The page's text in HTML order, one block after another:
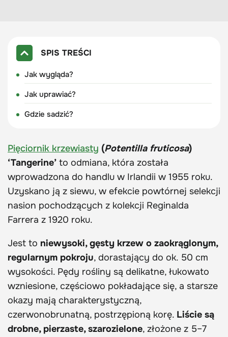
SPIS TREŚCI
Jak wygląda?
Jak uprawiać?
Gdzie sadzić?
Pięciornik krzewiasty (Potentilla fruticosa)
‘Tangerine’ to odmiana, która została
wprowadzona do handlu w Irlandii w 1955 roku.
Uzyskano ją z siewu, w efekcie powtórnej selekcji
nasion pochodzących z kolekcji Reginalda
Farrera z 1920 roku.
Jest to niewysoki, gęsty krzew o zaokrąglonym,
regularnym pokroju, dorastający do ok. 50 cm
wysokości. Pędy rośliny są delikatne, łukowato
wzniesione, częściowo pokładające się, a starsze
okazy mają charakterystyczną,
czerwonobrunatną, postrzępioną korę. Liście są
drobne, pierzaste, szarozielone, złożone z 5–7